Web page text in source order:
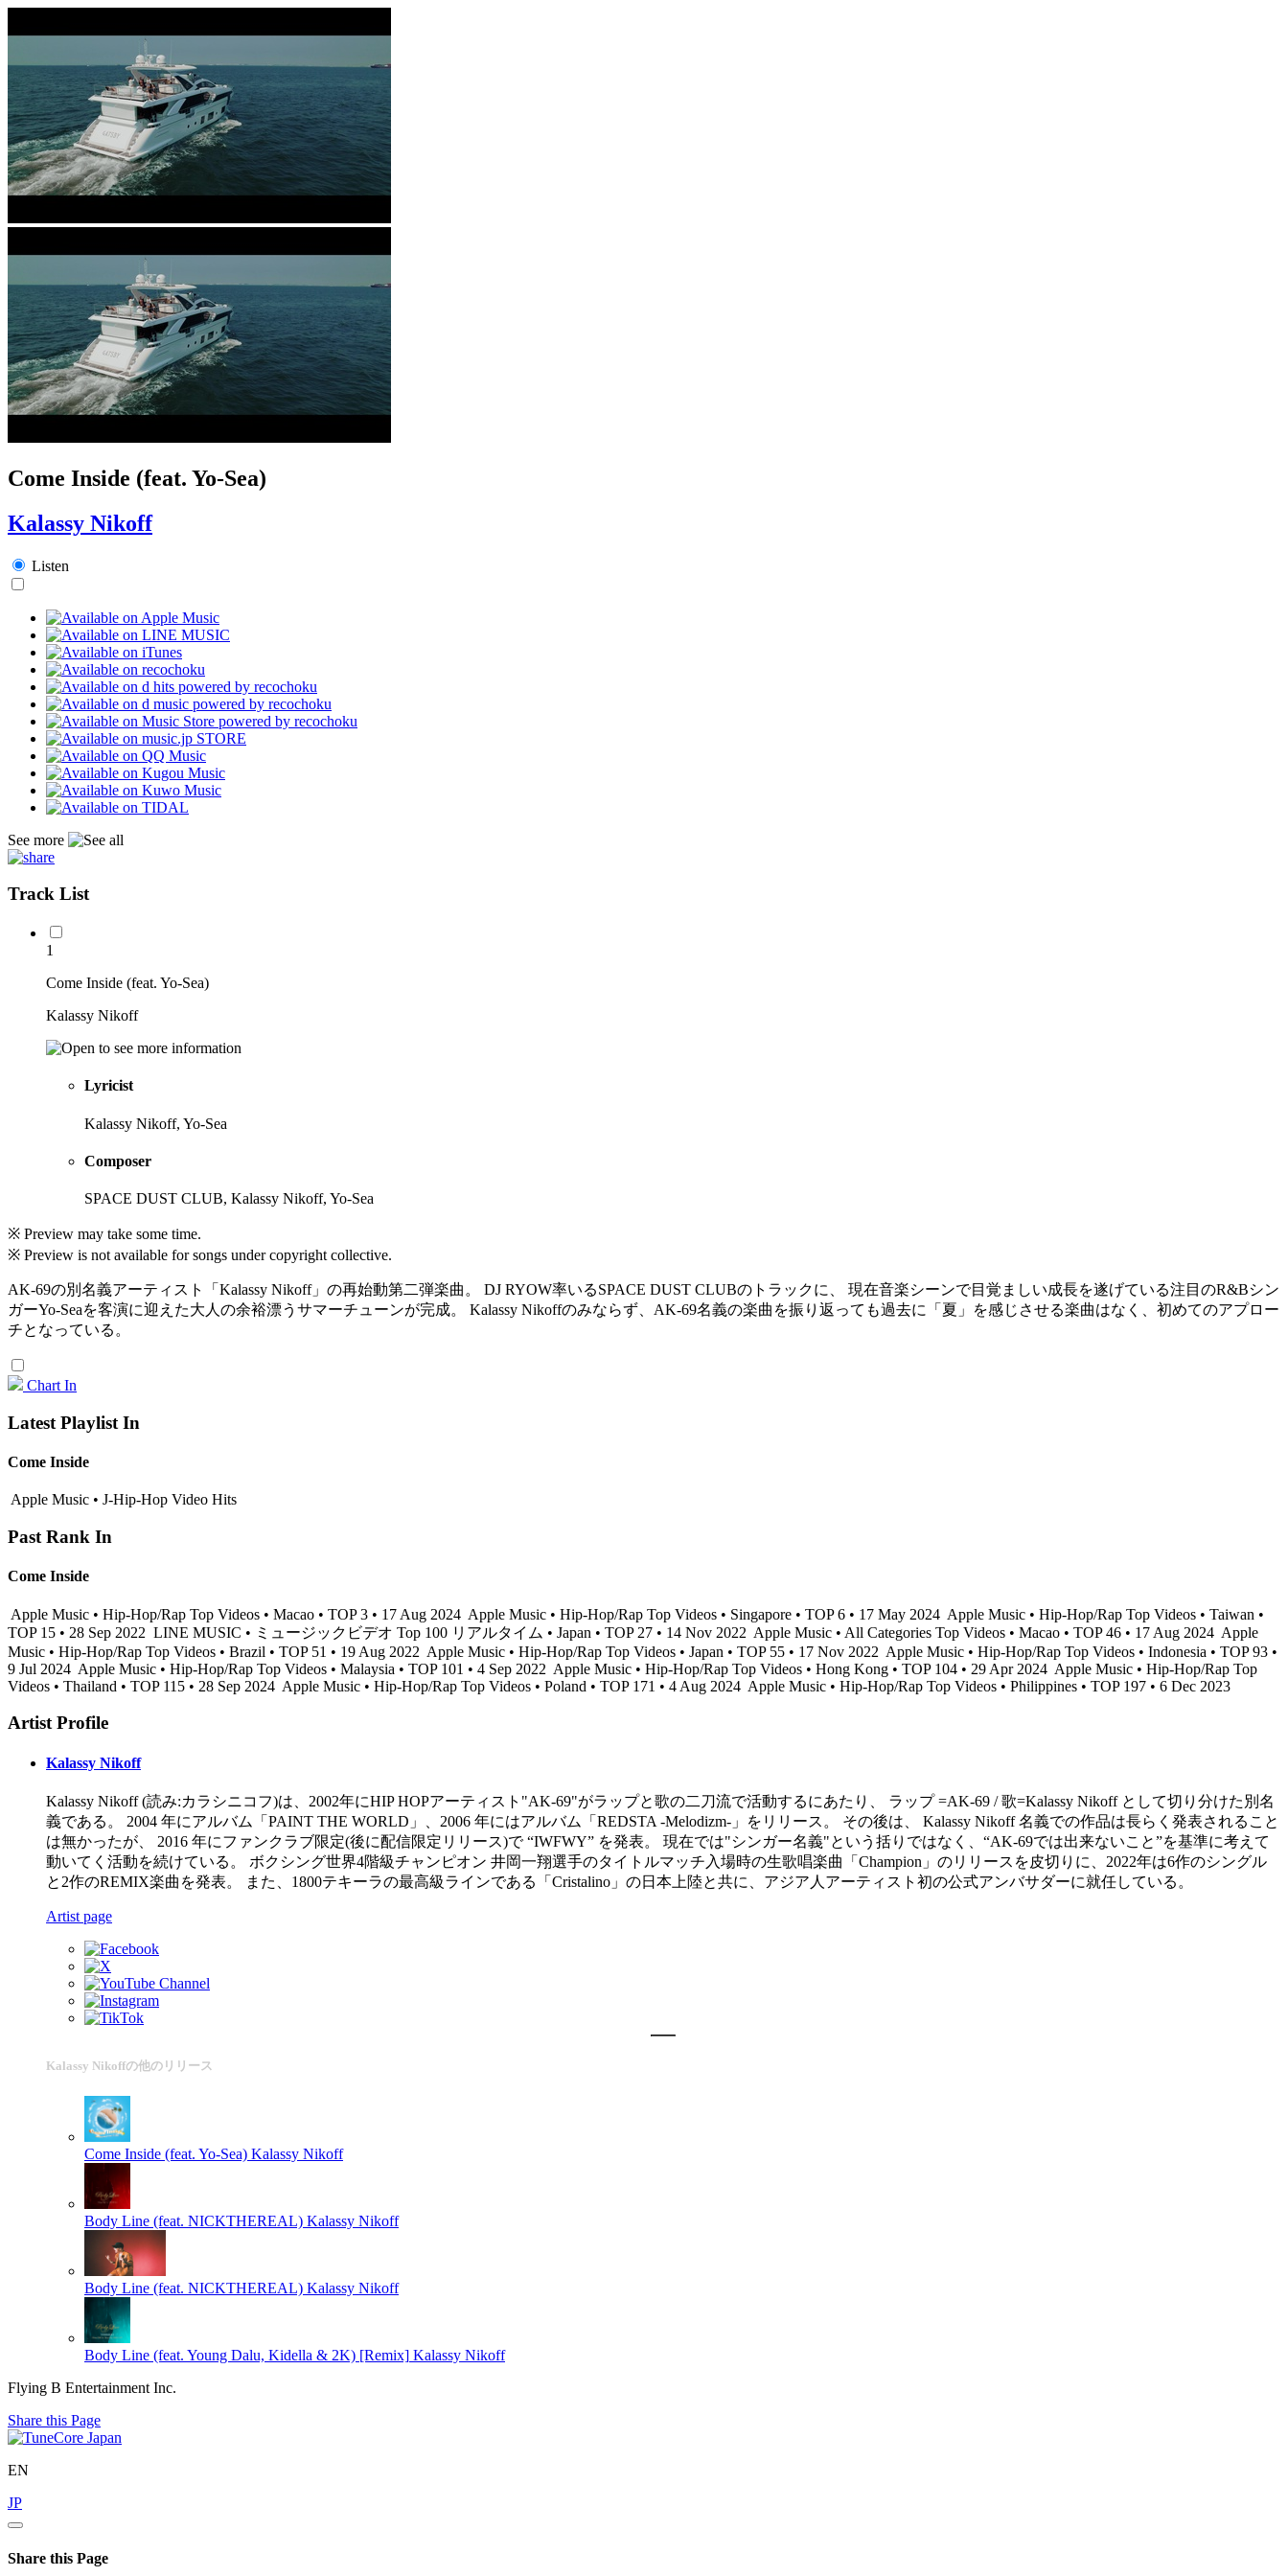
Come Inside (feat. Yo-Sea)
Kalassy Nikoff
Listen
See more
Track List
1
Come Inside (feat. Yo-Sea)
Kalassy Nikoff
Lyricist
Kalassy Nikoff, Yo-Sea
Composer
SPACE DUST CLUB, Kalassy Nikoff, Yo-Sea
※ Preview may take some time.
※ Preview is not available for songs under copyright collective.
AK-69の別名義アーティスト「Kalassy Nikoff」の再始動第二弾楽曲。 DJ RYOW率いるSPACE DUST CLUBのトラックに、 現在音楽シーンで目覚ましい成長を遂げている注目のR&Bシン
ガーYo-Seaを客演に迎えた大人の余裕漂うサマーチューンが完成。 Kalassy Nikoffのみならず、AK-69名義の楽曲を振り返っても過去に「夏」を感じさせる楽曲はなく、初めてのアプロー
チとなっている。
Chart In
Latest Playlist In
Come Inside
Apple Music • J-Hip-Hop Video Hits
Past Rank In
Come Inside
Apple Music • Hip-Hop/Rap Top Videos • Macao • TOP 3 • 17 Aug 2024 Apple Music • Hip-Hop/Rap Top Videos • Singapore • TOP 6 • 17 May 2024 Apple Music • Hip-Hop/Rap Top Videos • Taiwan •
TOP 15 • 28 Sep 2022 LINE MUSIC • ミュージックビデオ Top 100 リアルタイム • Japan • TOP 27 • 14 Nov 2022 Apple Music • All Categories Top Videos • Macao • TOP 46 • 17 Aug 2024 Apple
Music • Hip-Hop/Rap Top Videos • Brazil • TOP 51 • 19 Aug 2022 Apple Music • Hip-Hop/Rap Top Videos • Japan • TOP 55 • 17 Nov 2022 Apple Music • Hip-Hop/Rap Top Videos • Indonesia • TOP 93 •
9 Jul 2024 Apple Music • Hip-Hop/Rap Top Videos • Malaysia • TOP 101 • 4 Sep 2022 Apple Music • Hip-Hop/Rap Top Videos • Hong Kong • TOP 104 • 29 Apr 2024 Apple Music • Hip-Hop/Rap Top
Videos • Thailand • TOP 115 • 28 Sep 2024 Apple Music • Hip-Hop/Rap Top Videos • Poland • TOP 171 • 4 Aug 2024 Apple Music • Hip-Hop/Rap Top Videos • Philippines • TOP 197 • 6 Dec 2023
Artist Profile
Kalassy Nikoff
Kalassy Nikoff (読み:カラシニコフ)は、2002年にHIP HOPアーティスト"AK-69"がラップと歌の二刀流で活動するにあたり、 ラップ =AK-69 / 歌=Kalassy Nikoff として切り分けた別名
義である。 2004 年にアルバム「PAINT THE WORLD」、2006 年にはアルバム「REDSTA -Melodizm-」をリリース。 その後は、 Kalassy Nikoff 名義での作品は長らく発表されること
は無かったが、 2016 年にファンクラブ限定(後に配信限定リリース)で “IWFWY” を発表。 現在では"シンガー名義"という括りではなく、“AK-69では出来ないこと”を基準に考えて
動いてく活動を続けている。 ボクシング世界4階級チャンピオン 井岡一翔選手のタイトルマッチ入場時の生歌唱楽曲「Champion」のリリースを皮切りに、2022年は6作のシングル
と2作のREMIX楽曲を発表。 また、1800テキーラの最高級ラインである「Cristalino」の日本上陸と共に、アジア人アーティスト初の公式アンバサダーに就任している。
Artist page
Kalassy Nikoffの他のリリース
Come Inside (feat. Yo-Sea) Kalassy Nikoff
Body Line (feat. NICKTHEREAL) Kalassy Nikoff
Body Line (feat. NICKTHEREAL) Kalassy Nikoff
Body Line (feat. Young Dalu, Kidella & 2K) [Remix] Kalassy Nikoff
Flying B Entertainment Inc.
Share this Page
EN
JP
Share this Page